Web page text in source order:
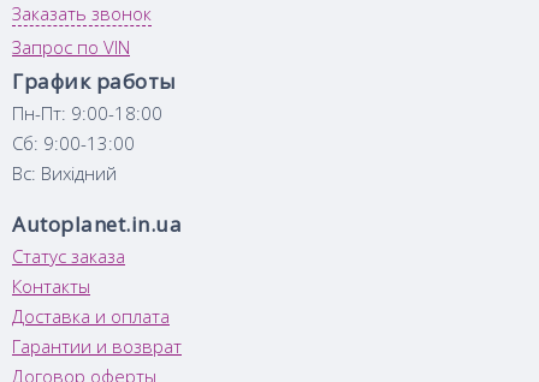
Заказать звонок
Запрос по VIN
График работы
Пн-Пт: 9:00-18:00
Сб: 9:00-13:00
Вс: Вихідний
Autoplanet.in.ua
Статус заказа
Контакты
Доставка и оплата
Гарантии и возврат
Договор оферты